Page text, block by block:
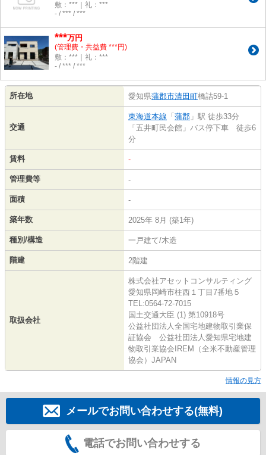
敷：***｜礼：***
- / *** / ***
***万円
(管理費・共益費 ***円)
敷：***｜礼：***
- / *** / ***
所在地 愛知県蒲郡市清田町橋詰59‐1
交通
東海道本線 「 蒲郡 」駅 徒歩33分
「五井町民会館」バス停下車 徒歩6
分
賃料 -
管理費等 -
面積 -
築年数 2025年 8月 (築1年)
種別/構造 一戸建て/木造
階建 2階建
取扱会社
株式会社アセットコンサルティング
愛知県岡崎市柱西１丁目7番地５
TEL:0564-72-7015
国土交通大臣 (1) 第10918号
公益社団法人全国宅地建物取引業保
証協会 公益社団法人愛知県宅地建
物取引業協会IREM（全米不動産管理
協会）JAPAN
情報の見方
メールでお問い合わせする(無料)
電話でお問い合わせする